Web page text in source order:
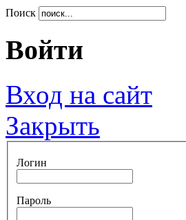
Поиск
Войти
Вход на сайт
Закрыть
Логин
Пароль